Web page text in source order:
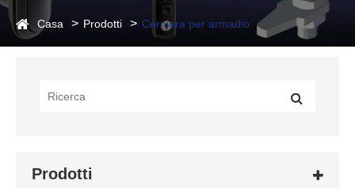
Casa Prodotti Cerniera per armadio
Prodotti